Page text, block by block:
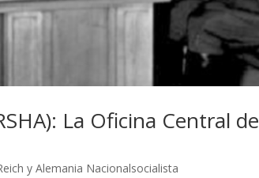
La Oficina Central de
y Alemania Nacionalsocialista